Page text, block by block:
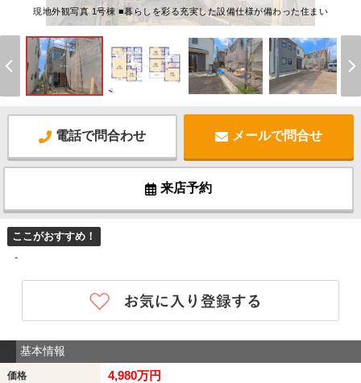
現地外観写真 1号棟 ■暮らしを彩る充実した設備仕様が備わった住まい
電話で問合わせ メールで問合せ
来店予約
ここがおすすめ！
-
基本情報
価格 4,980万円